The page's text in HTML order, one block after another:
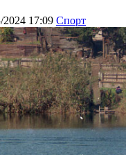
2024 17:09 Спорт